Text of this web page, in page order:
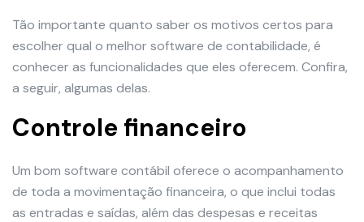
Tão importante quanto saber os motivos certos para
escolher qual o melhor software de contabilidade, é
conhecer as funcionalidades que eles oferecem. Confira,
a seguir, algumas delas.
Controle financeiro
Um bom software contábil oferece o acompanhamento
de toda a movimentação financeira, o que inclui todas
as entradas e saídas, além das despesas e receitas